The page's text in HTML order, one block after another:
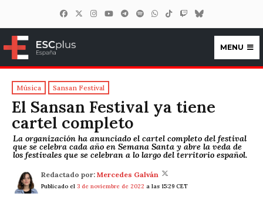
ESCplus España
MENU
Música Sansan Festival
El Sansan Festival ya tiene
cartel completo
La organización ha anunciado el cartel completo del festival
que se celebra cada año en Semana Santa y abre la veda de
los festivales que se celebran a lo largo del territorio español.
Redactado por: Mercedes Galván
Publicado el 3 de noviembre de 2022 a las 15:29 CET